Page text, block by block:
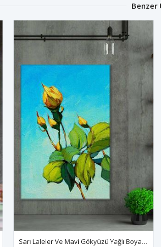
Benzer
Sarı Laleler Ve Mavi Gökyüzü Yağlı Boya Efektli Art Kanvas Tablo 2221980